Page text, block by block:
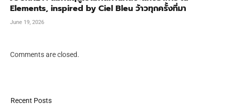
Elements, inspired by Ciel Bleu ว้าวทุกครั้งที่มา
June 19, 2026
Comments are closed.
Recent Posts